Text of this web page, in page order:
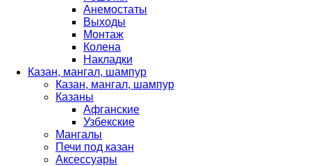
Анемостаты
Выходы
Монтаж
Колена
Накладки
Казан, мангал, шампур
Казан, мангал, шампур
Казаны
Афганские
Узбекские
Мангалы
Печи под казан
Аксессуары